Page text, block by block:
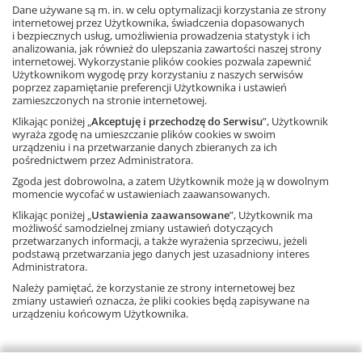
Zobacz fragment książki
Książka
Matematyka, szkoła podstawowa
88 stron
przeznaczone są dla nauczycieli, którzy chcą korzystać ze
sprawdzonych metod nauczania na najwyższym poziomie.
Zeszyty są dostosowane do zawartości nowego podręcznika.
Ta strona używa plików cookies.
Akceptuję
Dowiedz się więcej
Dane używane są m. in. w celu optymalizacji korzystania ze strony
internetowej przez Użytkownika, świadczenia dopasowanych
i bezpiecznych usług, umożliwienia prowadzenia statystyk i ich
analizowania, jak również do ulepszania zawartości naszej strony
internetowej. Wykorzystanie plików cookies pozwala zapewnić
Użytkownikom wygodę przy korzystaniu z naszych serwisów
poprzez zapamiętanie preferencji Użytkownika i ustawień
zamieszczonych na stronie internetowej.
Klikając poniżej „Akceptuję i przechodzę do Serwisu”, Użytkownik
wyraża zgodę na umieszczanie plików cookies w swoim
urządzeniu i na przetwarzanie danych zbieranych za ich
pośrednictwem przez Administratora.
Zgoda jest dobrowolna, a zatem Użytkownik może ją w dowolnym
momencie wycofać w ustawieniach zaawansowanych.
Klikając poniżej „Ustawienia zaawansowane”, Użytkownik ma
możliwość samodzielnej zmiany ustawień dotyczących
przetwarzanych informacji, a także wyrażenia sprzeciwu, jeżeli
podstawą przetwarzania jego danych jest uzasadniony interes
Administratora.
Należy pamiętać, że korzystanie ze strony internetowej bez
zmiany ustawień oznacza, że pliki cookies będą zapisywane na
urządzeniu końcowym Użytkownika.